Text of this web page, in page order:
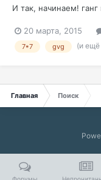
И так, начинаем! ганг
20 марта, 2015
7*7 gvg (и ещё
Главная Поиск